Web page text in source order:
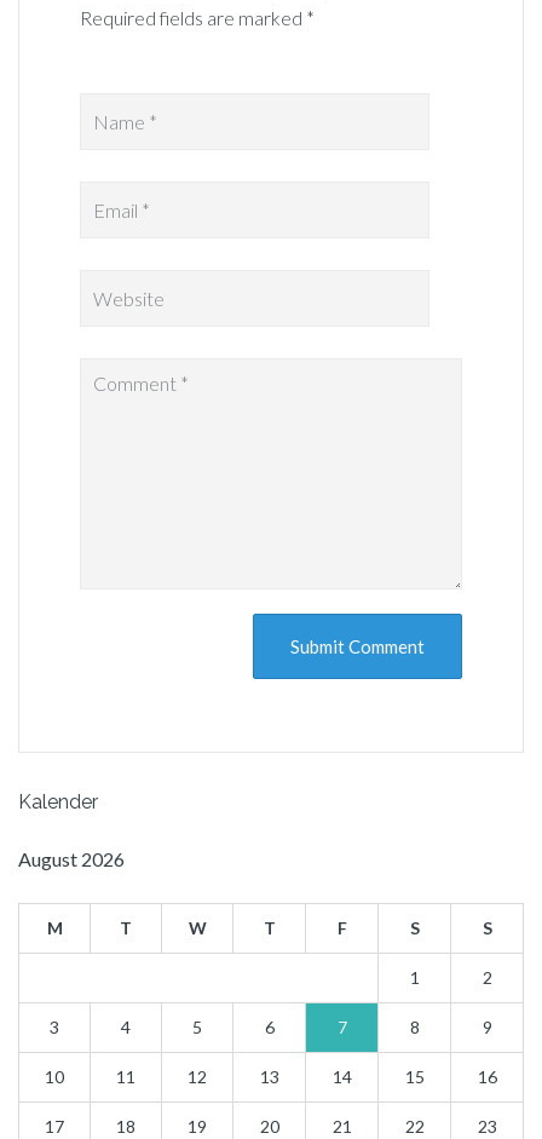
Required fields are marked *
Kalender
August 2026
M T W T F S S
1 2
3 4 5 6 7 8 9
10 11 12 13 14 15 16
17 18 19 20 21 22 23